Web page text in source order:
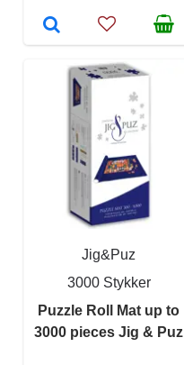
Jig&Puz
3000 Stykker
Puzzle Roll Mat up to
3000 pieces Jig & Puz